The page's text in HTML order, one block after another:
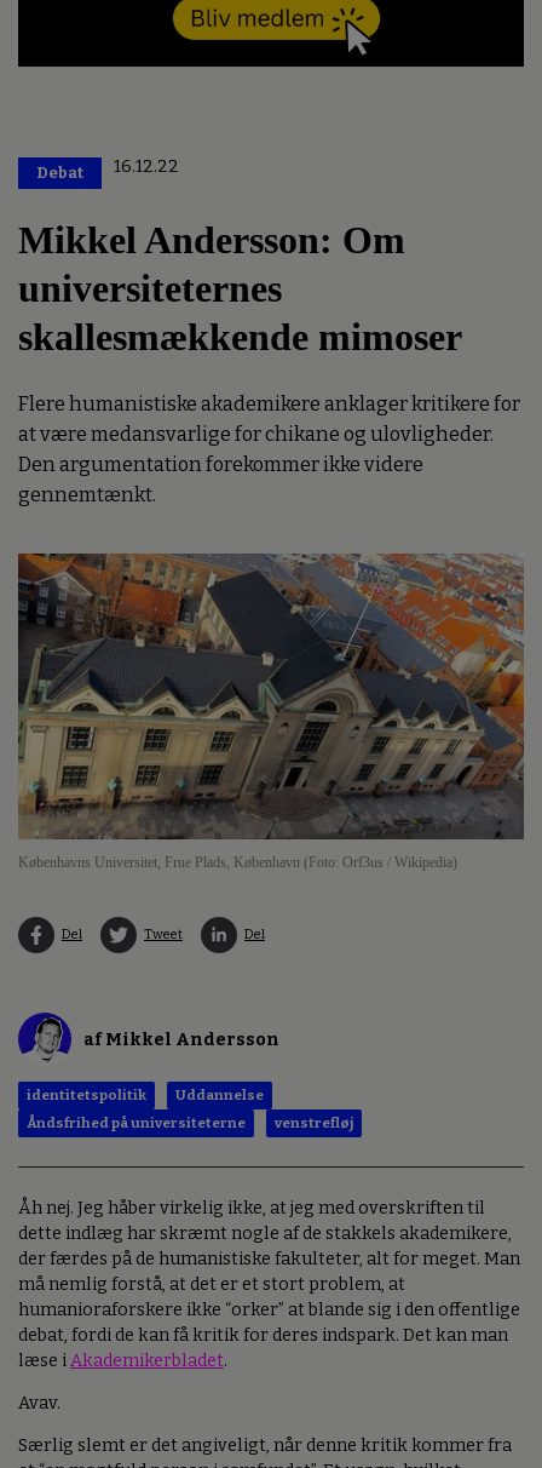
Debat 16.12.22
Mikkel Andersson: Om
universiteternes
skallesmækkende mimoser
Flere humanistiske akademikere anklager kritikere for
at være medansvarlige for chikane og ulovligheder.
Den argumentation forekommer ikke videre
gennemtænkt.
Københavns Universitet, Frue Plads, København (Foto: Orf3us / Wikipedia)
Del Tweet Del
af Mikkel Andersson
identitetspolitik
Uddannelse
Åndsfrihed på universiteterne
venstrefløj
Åh nej. Jeg håber virkelig ikke, at jeg med overskriften til
dette indlæg har skræmt nogle af de stakkels akademikere,
der færdes på de humanistiske fakulteter, alt for meget. Man
må nemlig forstå, at det er et stort problem, at
humanioraforskere ikke “orker” at blande sig i den offentlige
debat, fordi de kan få kritik for deres indspark. Det kan man
læse iAkademikerbladet.
Avav.
Særlig slemt er det angiveligt, når denne kritik kommer fra